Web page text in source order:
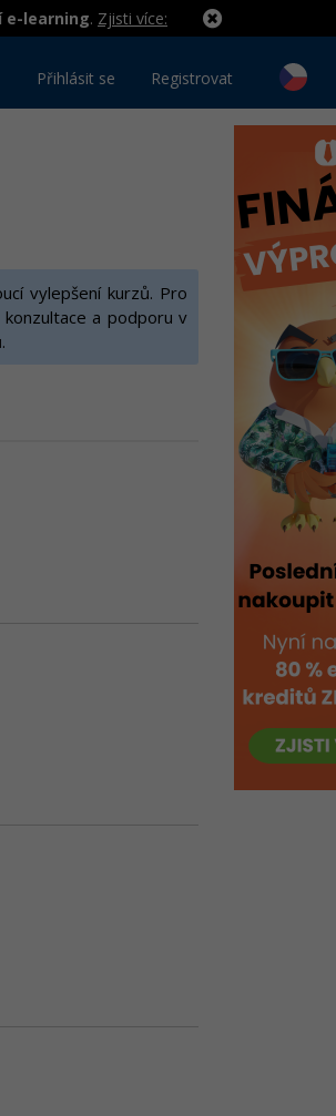
learning. Zjisti více:
Přihlásit se Registrovat
vylepšení kurzů. Pro
a podporu v